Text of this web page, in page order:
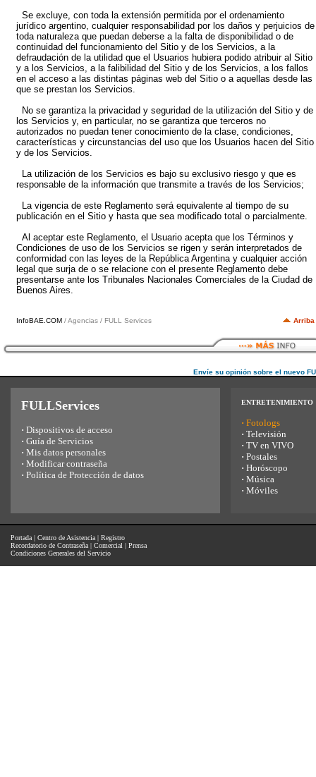
Se excluye, con toda la extensión permitida por el ordenamiento
jurídico argentino, cualquier responsabilidad por los daños y perjuicios de
toda naturaleza que puedan deberse a la falta de disponibilidad o de
continuidad del funcionamiento del Sitio y de los Servicios, a la
defraudación de la utilidad que el Usuarios hubiera podido atribuir al Sitio
y a los Servicios, a la falibilidad del Sitio y de los Servicios, a los fallos
en el acceso a las distintas páginas web del Sitio o a aquellas desde las
que se prestan los Servicios.
No se garantiza la privacidad y seguridad de la utilización del Sitio y de
los Servicios y, en particular, no se garantiza que terceros no
autorizados no puedan tener conocimiento de la clase, condiciones,
características y circunstancias del uso que los Usuarios hacen del Sitio
y de los Servicios.
La utilización de los Servicios es bajo su exclusivo riesgo y que es
responsable de la información que transmite a través de los Servicios;
La vigencia de este Reglamento será equivalente al tiempo de su
publicación en el Sitio y hasta que sea modificado total o parcialmente.
Al aceptar este Reglamento, el Usuario acepta que los Términos y
Condiciones de uso de los Servicios se rigen y serán interpretados de
conformidad con las leyes de la República Argentina y cualquier acción
legal que surja de o se relacione con el presente Reglamento debe
presentarse ante los Tribunales Nacionales Comerciales de la Ciudad de
Buenos Aires.
InfoBAE.COM / Agencias / FULL Services Arriba
Envíe su opinión sobre el nuevo
FULLServices
· Dispositivos de acceso
· Guía de Servicios
· Mis datos personales
· Modificar contraseña
· Política de Protección de datos
ENTRETENIMIENTO
· Fotologs
· Televisión
· TV en VIVO
· Postales
· Horóscopo
· Música
· Móviles
Portada | Centro de Asistencia | Registro
Recordatorio de Contraseña | Comercial | Prensa
Condiciones Generales del Servicio